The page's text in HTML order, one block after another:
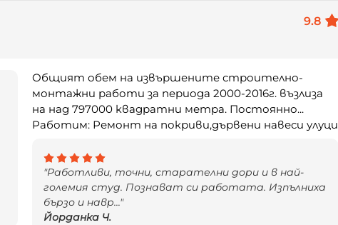
9.8
Общият обем на извършените строително-
монтажни работи за периода 2000-2016г. възлиза
на над 797000 квадратни метра. Постоянно...
Работим: Ремонт на покриви,дървени навеси улуци
"Работливи, точни, старателни дори и в най-
големия студ. Познават си работата. Изпълниха
бързо и навр..."
Йорданка Ч.